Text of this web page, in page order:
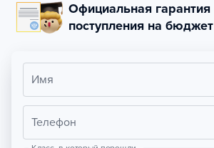
Официальная гарантия
поступления на бюджет
Имя
Телефон